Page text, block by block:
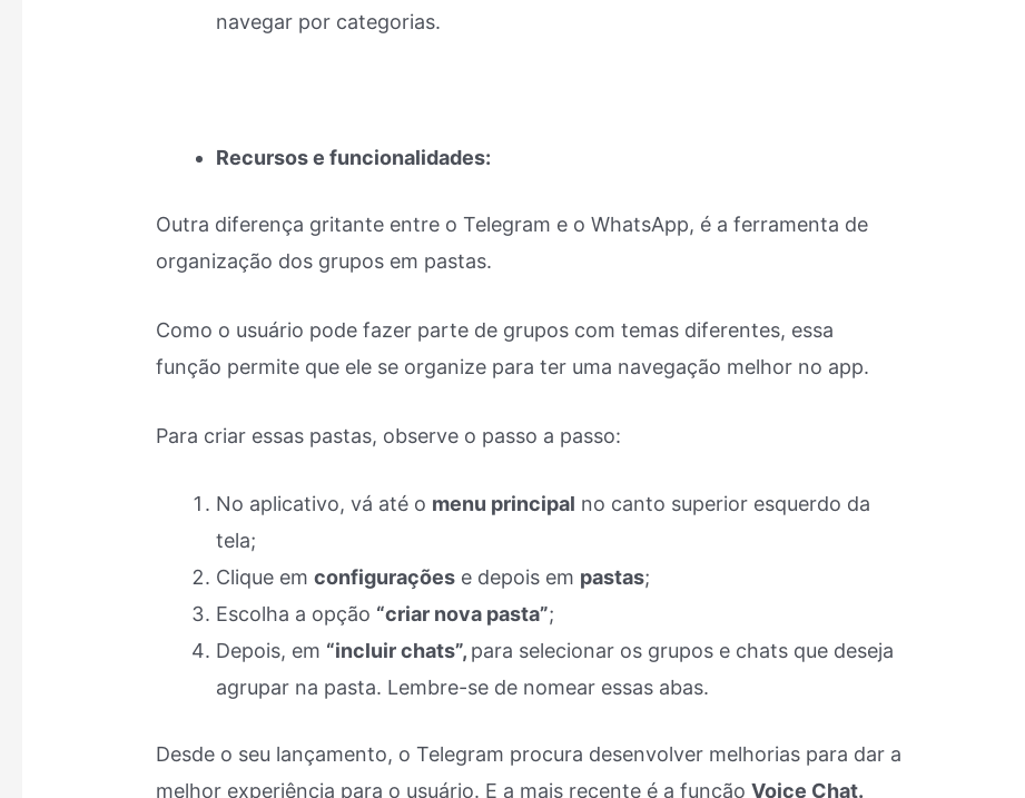
navegar por categorias.
Recursos e funcionalidades:
Outra diferença gritante entre o Telegram e o WhatsApp, é a ferramenta de
organização dos grupos em pastas.
Como o usuário pode fazer parte de grupos com temas diferentes, essa
função permite que ele se organize para ter uma navegação melhor no app.
Para criar essas pastas, observe o passo a passo:
No aplicativo, vá até o menu principal no canto superior esquerdo da
tela;
Clique emconfigurações e depois em pastas;
Escolha a opção “criar nova pasta”;
Depois, em “incluir chats”, para selecionar os grupos e chats que deseja
agrupar na pasta. Lembre-se de nomear essas abas.
Desde o seu lançamento, o Telegram procura desenvolver melhorias para dar a
melhor experiência para o usuário. E a mais recente é a funçãoVoice Chat.